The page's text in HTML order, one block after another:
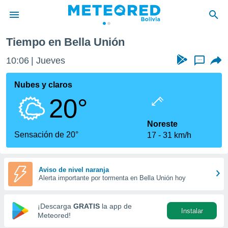
de
ha
calidad.
a este
las
y
forma
digital
basada
Tiempo en Bella Unión
10:06 Jueves ...
Nubes y claros
20°
Sensación de 20°
Noreste
17
31 km/h
Aviso de nivel naranja
Alerta importante por tormenta en Bella Unión hoy
¡Descarga GRATIS la app de
Meteored!
Instalar